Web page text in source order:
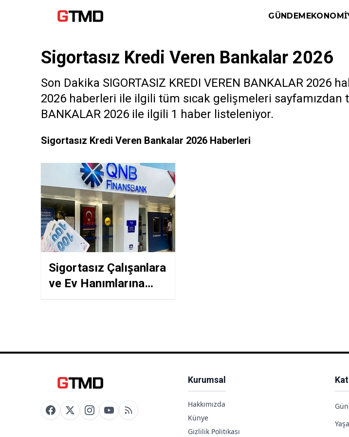
GÜNDEMEKONOMI
Sigortasız Kredi Veren Bankalar 2026
Son Dakika SIGORTASIZ KREDI VEREN BANKALAR 2026
2026 haberleri ile ilgili tüm sıcak gelişmeleri sayfamızdan
BANKALAR 2026 ile ilgili 1 haber listeleniyor.
Sigortasız Kredi Veren Bankalar 2026 Haberleri
Sigortasız Çalışanlara
ve Ev Hanımlarına
Kredi Müjdesi: QNB
Kurumsal
Hakkımızda
Künye
Gizlilik Politikası